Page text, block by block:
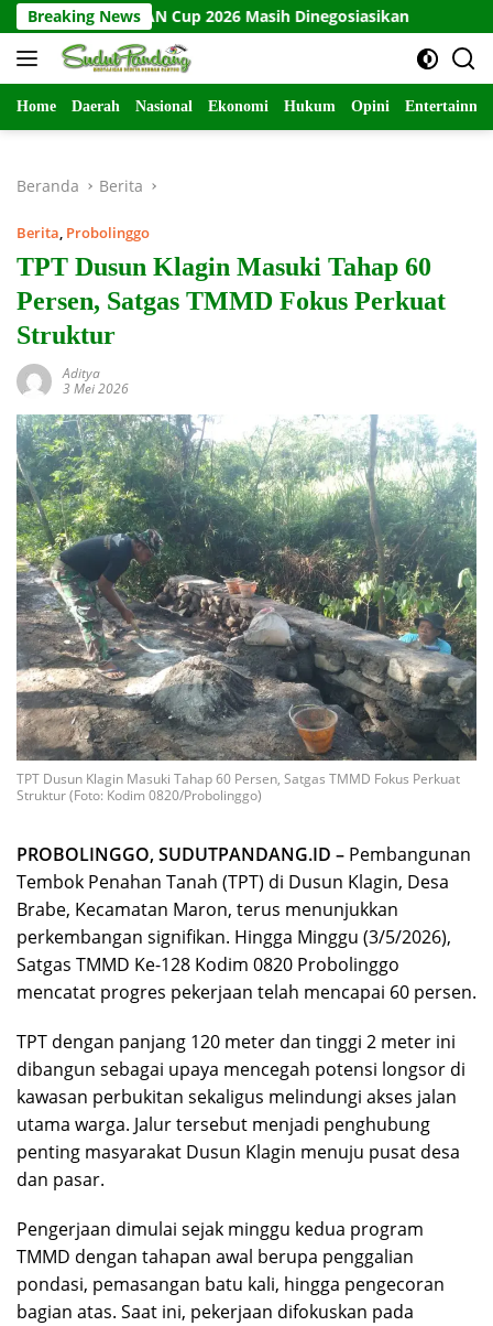
Langsung
ke
konten
Breaking News
ASEAN Cup 2026 Masih Dinegosiasikan Polwan
Home Daerah Nasional Ekonomi Hukum Opini
Beranda Berita
Berita, Probolinggo
TPT Dusun Klagin Masuki Tahap 60
Persen, Satgas TMMD Fokus Perkuat
Struktur
Aditya
3 Mei 2026
TPT Dusun Klagin Masuki Tahap 60 Persen, Satgas TMMD Fokus Perkuat
Struktur (Foto: Kodim 0820/Probolinggo)
PROBOLINGGO, SUDUTPANDANG.ID – Pembangunan
Tembok Penahan Tanah (TPT) di Dusun Klagin, Desa
Brabe, Kecamatan Maron, terus menunjukkan
perkembangan signifikan. Hingga Minggu (3/5/2026),
Satgas TMMD Ke-128 Kodim 0820 Probolinggo
mencatat progres pekerjaan telah mencapai 60 persen.
TPT dengan panjang 120 meter dan tinggi 2 meter ini
dibangun sebagai upaya mencegah potensi longsor di
kawasan perbukitan sekaligus melindungi akses jalan
utama warga. Jalur tersebut menjadi penghubung
penting masyarakat Dusun Klagin menuju pusat desa
dan pasar.
Pengerjaan dimulai sejak minggu kedua program
TMMD dengan tahapan awal berupa penggalian
pondasi, pemasangan batu kali, hingga pengecoran
bagian atas. Saat ini, pekerjaan difokuskan pada